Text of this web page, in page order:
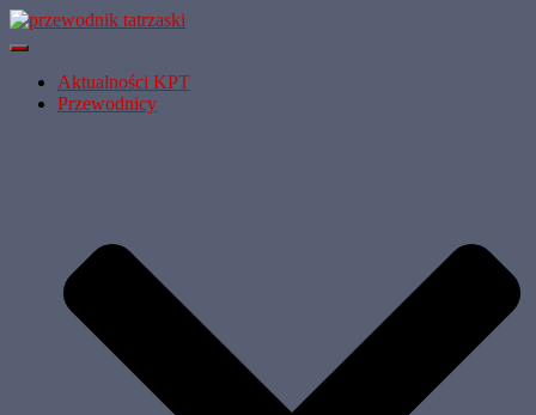
Przełącz
NawigacjęAktualności KPT
Przewodnicy